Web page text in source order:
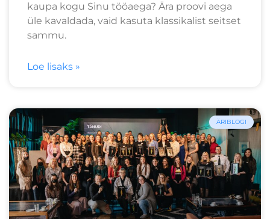
kaupa kogu Sinu tööaega? Ära proovi aega
üle kavaldada, vaid kasuta klassikalist seitset
sammu.
Loe lisaks »
ÄRIBLOGI